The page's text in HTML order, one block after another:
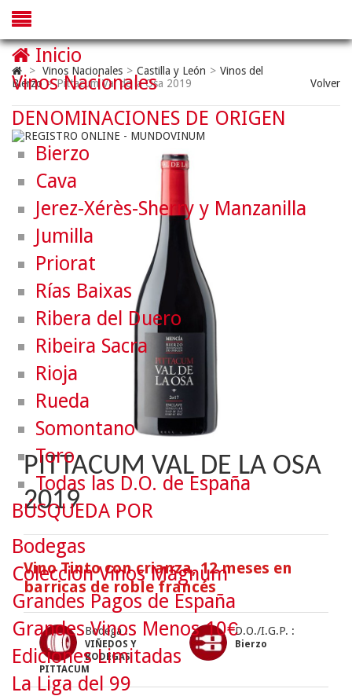
> Vinos Nacionales > Castilla y León > Vinos del
Bierzo > Pittacum Val de la Osa 2019 Volver
PITTACUM VAL DE LA OSA
2019
Vino Tinto con crianza, 12 meses en
barricas de roble francés
Bodega :
VIÑEDOS Y
BODEGAS
PITTACUM
D.O./I.G.P. :
Bierzo
Inicio
Vinos Nacionales
DENOMINACIONES DE ORIGEN
Bierzo
Cava
Jerez-Xérès-Sherry y Manzanilla
Jumilla
Priorat
Rías Baixas
Ribera del Duero
Ribeira Sacra
Rioja
Rueda
Somontano
Toro
Todas las D.O. de España
BÚSQUEDA POR
Bodegas
Colección Vinos Mágnum
Grandes Pagos de España
Grandes Vinos Menos 10€
Ediciones Limitadas
La Liga del 99